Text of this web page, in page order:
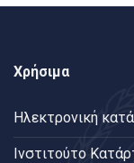
Χρήσιμα
Ηλεκτρονική
Ινστιτούτο